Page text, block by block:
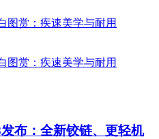
布：全新铰链、更轻机